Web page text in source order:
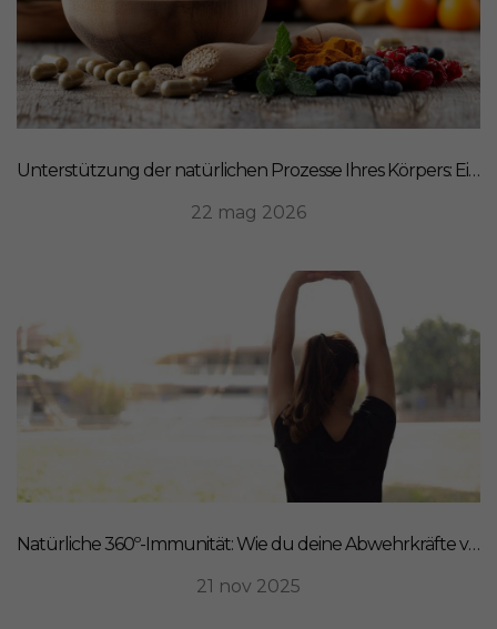
Unterstützung der natürlichen Prozesse Ihres Körpers: Ein ganzheitlicher Ansatz für Ernährung
22 mag 2026
Natürliche 360º-Immunität: Wie du deine Abwehrkräfte von innen stärkst
21 nov 2025